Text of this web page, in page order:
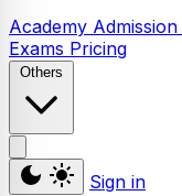
Academy Admission
Exams Pricing
Others
Sign in